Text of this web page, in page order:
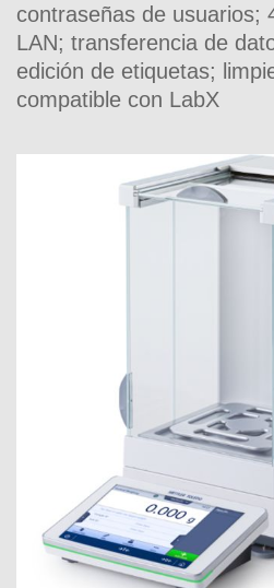
contraseñas de usuarios;
LAN; transferencia de
edición de etiquetas;
compatible con LabX